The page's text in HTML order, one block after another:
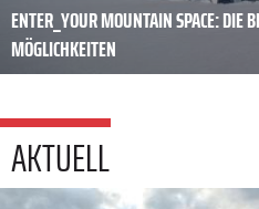
ENTER_YOUR MOUNTAIN SPACE: DIE
MÖGLICHKEITEN
AKTUELL